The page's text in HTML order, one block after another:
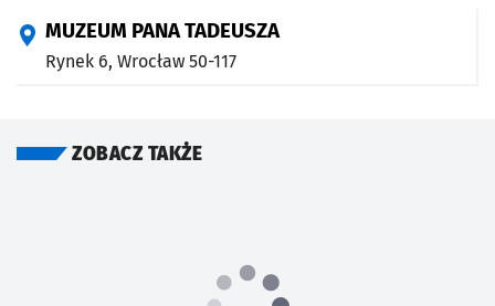
MUZEUM PANA TADEUSZA
Rynek 6, Wrocław 50-117
ZOBACZ TAKŻE